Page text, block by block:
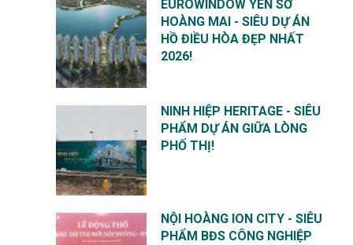
EUROWINDOW YÊN SỞ
HOÀNG MAI - SIÊU DỰ ÁN
HỒ ĐIỀU HÒA ĐẸP NHẤT
2026!
NINH HIỆP HERITAGE - SIÊU
PHẨM DỰ ÁN GIỮA LÒNG
PHỐ THỊ!
NỘI HOÀNG ION CITY - SIÊU
PHẨM BĐS CÔNG NGHIỆP